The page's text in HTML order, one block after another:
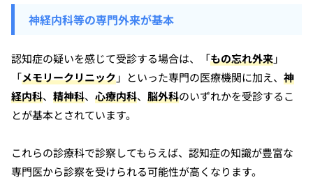
神経内科等の専門外来が基本
認知症の疑いを感じて受診する場合は、「もの忘れ外来」
「メモリークリニック」といった専門の医療機関に加え、 神
経内科、 精神科、 心療内科、 脳外科のいずれかを受診するこ
とが基本とされています。
これらの診療科で診察してもらえば、認知症の知識が豊富な
専門医から診察を受けられる可能性が高くなります。